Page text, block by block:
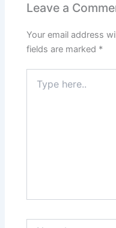
Leave a
Your email address
fields are marked *
here..